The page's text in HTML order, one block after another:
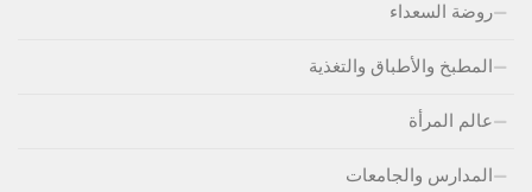
روضة السعداء
المطبخ والأطباق والتغذية
عالم المرأة
المدارس والجامعات